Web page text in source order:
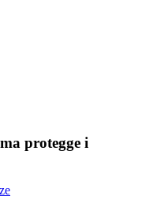
protegge i